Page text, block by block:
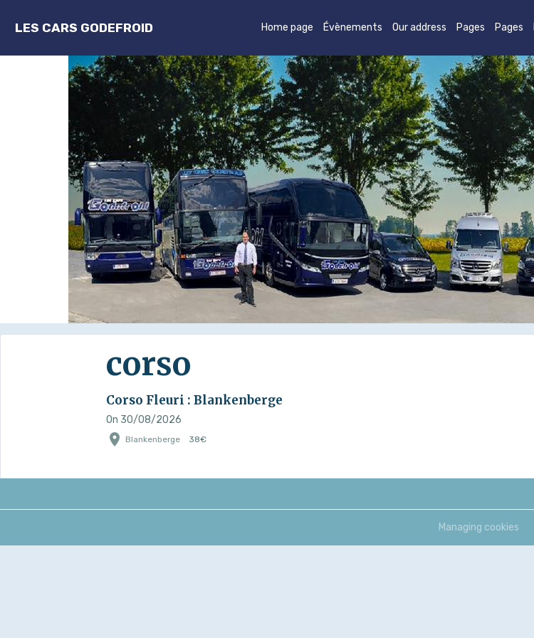
LES CARS GODEFROID Home page Évènements Our address Pages Pages
corso
Corso Fleuri : Blankenberge
On 30/08/2026
Blankenberge 38€
Managing cookies